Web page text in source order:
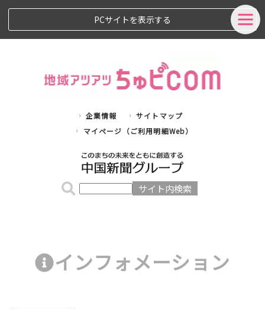
PCサイトを表示する
企業情報
サイトマップ
マイページ（ご利用明細Web）
インフォメーション